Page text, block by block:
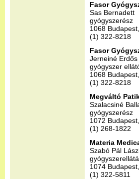
Fasor
Sas Bernadett
gyógyszerész
1068
(1) 322-8218
Fasor
Jerneiné Erdős
gyógyszer
1068
(1) 322-8218
Megváltó
Szalacsiné
gyógyszerész
1072
(1) 268-1822
Materia
Szabó Pál
1074
(1) 322-5811